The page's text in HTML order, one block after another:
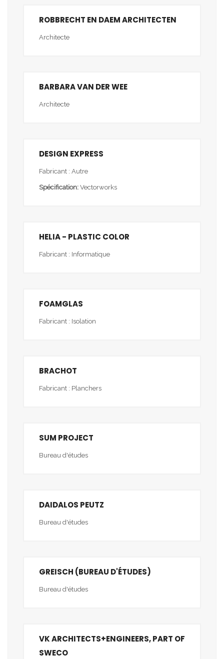
ROBBRECHT EN DAEM ARCHITECTEN
Architecte
BARBARA VAN DER WEE
Architecte
DESIGN EXPRESS
Fabricant : Autre
Spécification: Vectorworks
HELIA - PLASTIC COLOR
Fabricant : Informatique
FOAMGLAS
Fabricant : Isolation
BRACHOT
Fabricant : Planchers
SUM PROJECT
Bureau d'études
DAIDALOS PEUTZ
Bureau d'études
GREISCH (BUREAU D'ÉTUDES)
Bureau d'études
VK ARCHITECTS+ENGINEERS, PART OF
SWECO